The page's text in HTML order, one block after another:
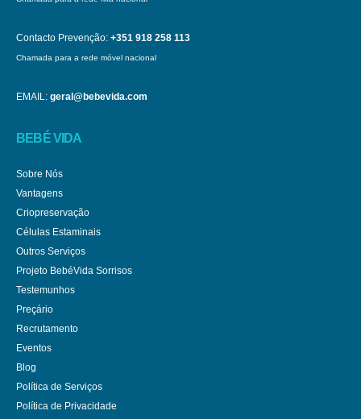
Contacto Prevenção: +351 918 258 113
Chamada para a rede móvel nacional
EMAIL: geral@bebevida.com
BEBÉ VIDA
Sobre Nós
Vantagens
Criopreservação
Células Estaminais
Outros Serviços
Projeto BebéVida Sorrisos
Testemunhos
Preçário
Recrutamento
Eventos
Blog
Política de Serviços
Política de Privacidade